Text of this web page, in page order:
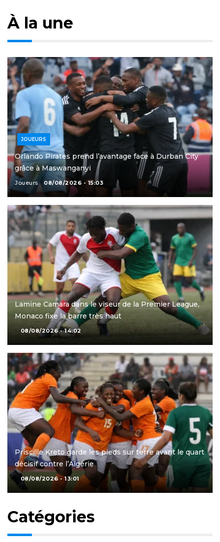
À la une
JOUEURS
Orlando Pirates prend l’avantage face à Durban City
grâce à Maswanganyi
Joueurs 08/08/2026 - 15:03
Lamine Camara dans le viseur de la Premier League,
Monaco fixe la barre très haut
08/08/2026 - 14:02
Priscille Kreto garde les pieds sur terre avant le quart
décisif contre l’Algérie
08/08/2026 - 13:01
Catégories